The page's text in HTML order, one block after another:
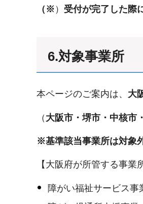
（※ ） 受付が完了した際
6.対象事業所
本ページのご案内は、 大
（ 大阪市・堺市・中核市
※基準該当事業所は対象
【大阪府が所管する事業
障がい福祉サービス事